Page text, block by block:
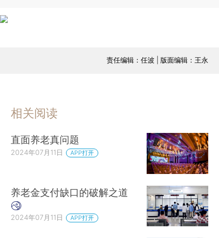
责任编辑：任波 | 版面编辑：王永
相关阅读
直面养老真问题
2024年07月11日 APP打开
养老金支付缺口的破解之道
2024年07月11日 APP打开